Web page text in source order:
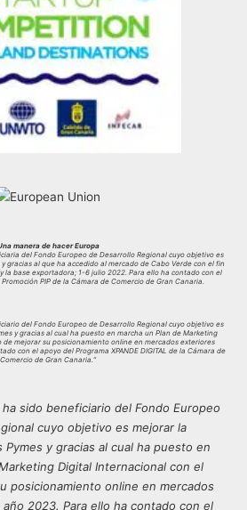
manera de hacer Europa
del Fondo Europeo de Desarrollo Regional cuyo objetivo es
gracias al que ha accedido al mercado de Cabo Verde con el fin
la base exportadora; 1-6 julio 2022. Para ello ha contado con el
PIP de la Cámara de Comercio de Gran Canaria.
del Fondo Europeo de Desarrollo Regional cuyo objetivo es
y gracias al cual ha puesto en marcha un Plan de Marketing
mejorar su posicionamiento online en mercados exteriores
con el apoyo del Programa XPANDE DIGITAL de la Cámara de
Comercio de Gran Canaria.”
sido beneficiario del Fondo Europeo
cuyo objetivo es mejorar la
y gracias al cual ha puesto en
Digital Internacional con el
posicionamiento online en mercados
2023. Para ello ha contado con el